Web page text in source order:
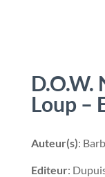
D.O.W.
Loup –
Auteur(s):
Editeur: